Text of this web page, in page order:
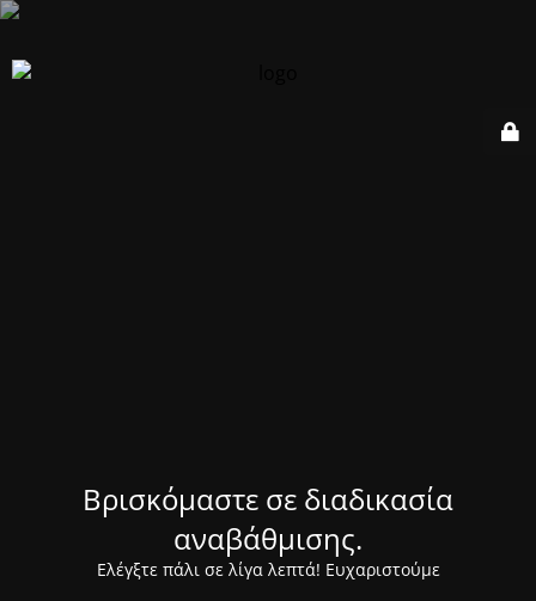
Βρισκόμαστε σε διαδικασία
αναβάθμισης.
Ελέγξτε πάλι σε λίγα λεπτά! Ευχαριστούμε